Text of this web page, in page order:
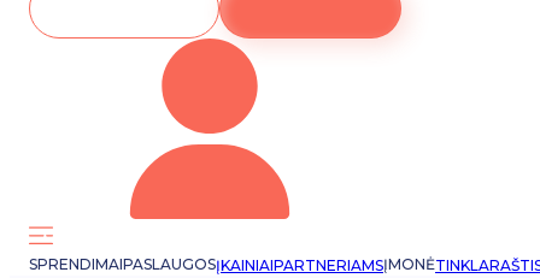
SPRENDIMAIPASLAUGOSĮKAINIAIPARTNERIAMSĮMONĖ